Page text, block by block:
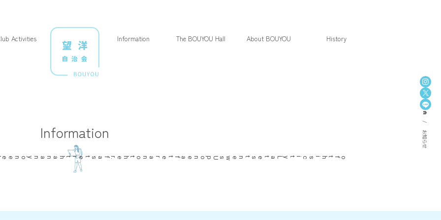
Activities Information The BOUYOU Hall About BOUYOU History
home
お知らせ
Information
of
this
city
Latest
news
Up
one
after
another
.
faster
than
anyone
else